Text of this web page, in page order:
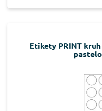
Etikety PRINT